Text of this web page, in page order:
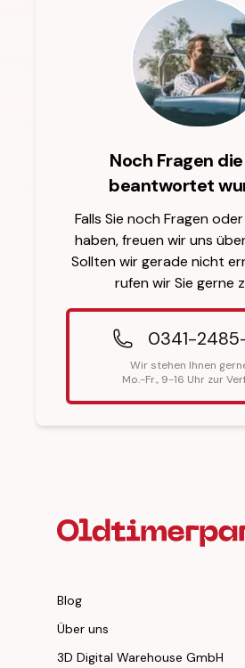
Noch Fragen
beantwortet
Falls Sie noch Fragen
haben, freuen wir uns
Sollten wir gerade nicht
rufen wir Sie gerne
0341-
Wir stehen Ihnen
Mo.-Fr., 9-16 Uhr zur
Blog
Über uns
3D Digital Warehouse GmbH